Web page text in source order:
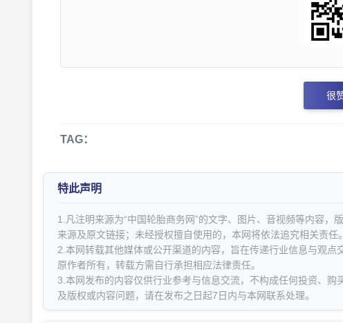
很
TAG：
特此声明
1.凡注明来源为“中国轮胎商务网”的文字、图片、音视频等内容
来源及原文链接；未经授权擅自使用的，本网将依法追究相关责任。
2.本网转载其他媒体或公开渠道的内容，旨在传递行业信息与观
原作者所有，转载方需自行承担相应法律责任。
3.本网发布的内容仅供行业参考与信息交流，不构成任何投资、
及版权或内容问题，请在发布之日起7日内与本网联系处理。